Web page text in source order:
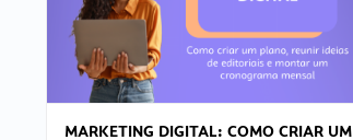
MARKETING DIGITAL: COMO CRIAR UM